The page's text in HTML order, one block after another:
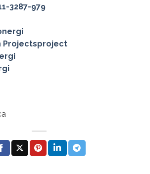
3287-979
Projectsproject